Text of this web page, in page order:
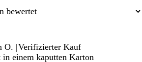
O. |Verifizierter Kauf
einem kaputten Karton